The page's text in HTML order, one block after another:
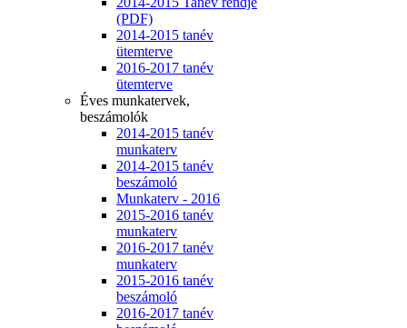
(PDF)
2014-2015 tanév
ütemterve
2016-2017 tanév
ütemterve
Éves munkatervek,
beszámolók
2014-2015 tanév
munkaterv
2014-2015 tanév
beszámoló
Munkaterv - 2016
2015-2016 tanév
munkaterv
2016-2017 tanév
munkaterv
2015-2016 tanév
beszámoló
2016-2017 tanév